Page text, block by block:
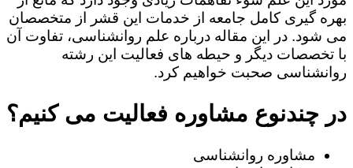
بهره گیری کامل جامعه از خدمات این قشر از متخصصان
می شود. در این مقاله درباره علم روانشناسی، تفاوت آن
با تخصصات دیگر و حیطه های فعالیت این رشته
روانشناسی صحبت خواهیم کرد.
در چندنوع مشاوره فعالیت می کنیم؟
مشاوره روانشناسی